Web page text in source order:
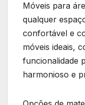
Móveis para
qualquer
confortável e
móveis ideais,
funcionalidade
harmonioso e